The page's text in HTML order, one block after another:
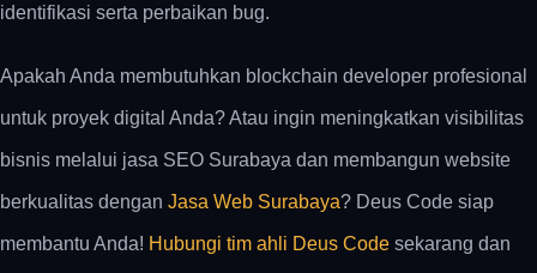
identifikasi serta perbaikan bug.
Apakah Anda membutuhkan blockchain developer profesional
untuk proyek digital Anda? Atau ingin meningkatkan visibilitas
bisnis melalui jasa SEO Surabaya dan membangun website
berkualitas dengan Jasa Web Surabaya? Deus Code siap
membantu Anda! Hubungi tim ahli Deus Code sekarang dan